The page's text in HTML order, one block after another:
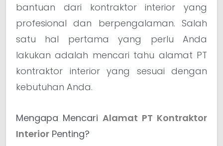
bantuan dari kontraktor interior yang
profesional dan berpengalaman. Salah
satu hal pertama yang perlu Anda
lakukan adalah mencari tahu alamat PT
kontraktor interior yang sesuai dengan
kebutuhan Anda.
Mengapa Mencari Alamat PT Kontraktor
Interior Penting?